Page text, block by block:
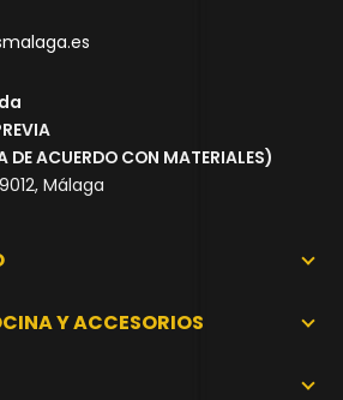
ACUERDO CON MATERIALES)
Málaga
Y ACCESORIOS